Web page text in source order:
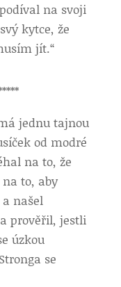
na svoji
kytce, že
jít.“
jednu tajnou
od modré
na to, že
to, aby
našel
prověřil, jestli
úzkou
se